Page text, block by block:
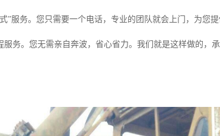
”服务。您只需要一个电话，专业的团队就会上门，为您
务。您无需亲自奔波，省心省力。我们就是这样做的，